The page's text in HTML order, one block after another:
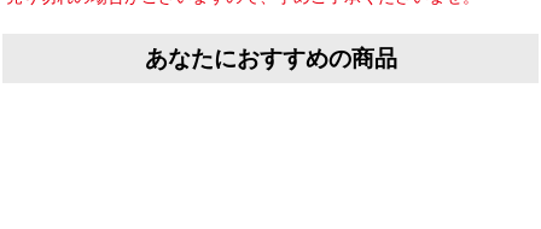
あなたにおすすめの商品